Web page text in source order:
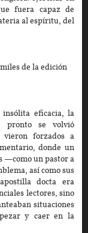
fuera capaz de
al espíritu, del
de la edición
eficacia, la
pronto se volvió
vieron forzados a
donde un
—como un pastor a
así como sus
docta era
lectores, sino
situaciones
y caer en la